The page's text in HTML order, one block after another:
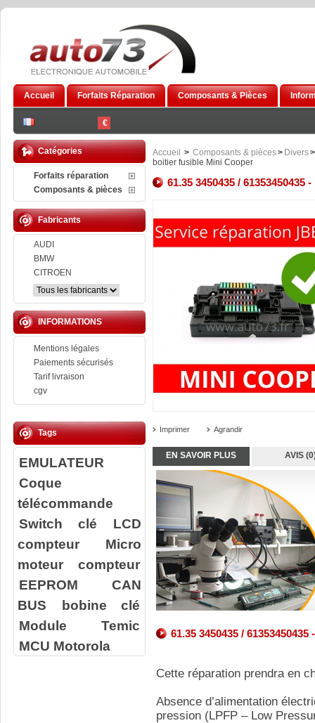
€
Accueil Forfaits Réparation Composants & Pièces
Catégories
Forfaits réparation
Composants & pièces
Fabricants
AUDI
BMW
CITROEN
INFORMATIONS
Mentions légales
Paiements sécurisés
Tarif livraison
cgv
Tags
EMULATEUR
Coque
télécommande
Switch clé
LCD
compteur
Micro
moteur compteur
EEPROM
CAN
BUS
bobine clé
Module Temic
MCU Motorola
Accueil > Composants & pièces> Divers>
boitier fusible Mini Cooper
61.35 3450435 /
Imprimer Agrandir
EN SAVOIR PLUS AVIS
61.35 3450435 /
Cette réparation prendra en
Absence d’alimentation
pression (LPFP – Low